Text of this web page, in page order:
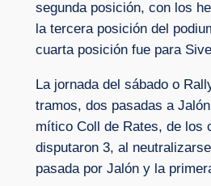
segunda posición, con los
la tercera posición del
cuarta posición fue para
La jornada del sábado o
tramos, dos pasadas a
mítico Coll de Rates, de los
disputaron 3, al
pasada por Jalón y la